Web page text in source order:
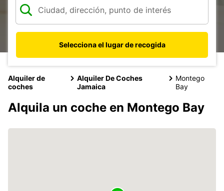
Selecciona el lugar de recogida
Alquiler de
coches
Alquiler De Coches
Jamaica
Montego
Bay
Alquila un coche en Montego Bay